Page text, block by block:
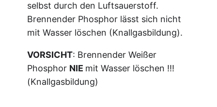
selbst durch den Luftsauerstoff.
Brennender Phosphor lässt sich nicht
mit Wasser löschen (Knallgasbildung).
VORSICHT: Brennender Weißer
Phosphor NIE mit Wasser löschen !!!
(Knallgasbildung)